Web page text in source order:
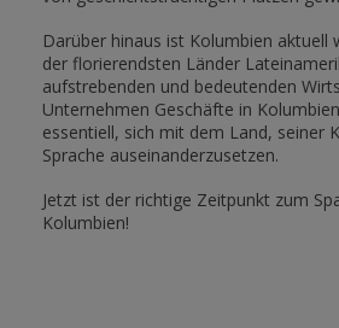
Darüber hinaus ist Kolumbien aktuell
der florierendsten Länder
aufstrebenden und bedeutenden
Unternehmen Geschäfte in
essentiell, sich mit dem Land, seiner
Sprache auseinanderzusetzen.
Jetzt ist der richtige Zeitpunkt zum
Kolumbien!